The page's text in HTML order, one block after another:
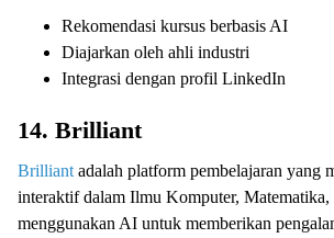
Rekomendasi kursus berbasis AI
Diajarkan oleh ahli industri
Integrasi dengan profil LinkedIn
14. Brilliant
Brilliant adalah platform pembelajaran yang
interaktif dalam Ilmu Komputer,
menggunakan AI untuk memberikan